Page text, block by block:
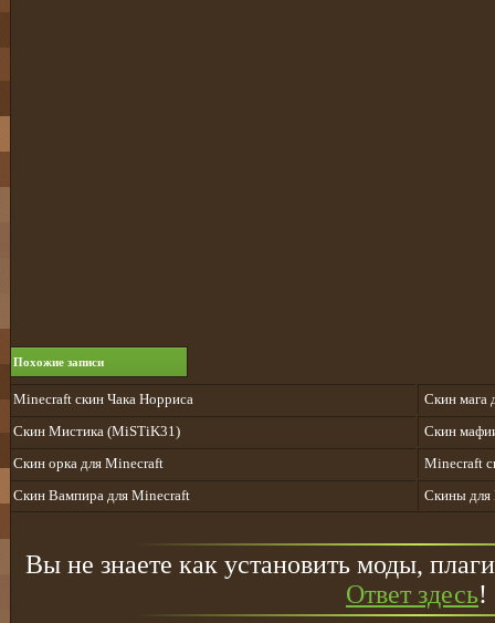
Похожие записи
Minecraft скин Чака Норриса
Скин мага
Скин Мистика (MiSTiK31)
Скин
Скин орка для Minecraft
Minecraft
Скин Вампира для Minecraft
Скины для
Вы не знаете как установить моды,
Ответ здесь!